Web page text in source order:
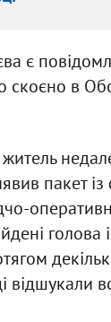
є
скоєно в
пакет
голова
відшукали